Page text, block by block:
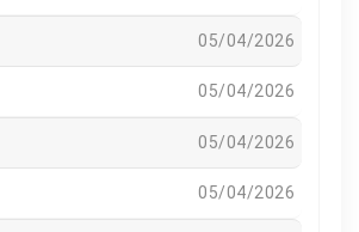
05/04/2026
05/04/2026
05/04/2026
05/04/2026